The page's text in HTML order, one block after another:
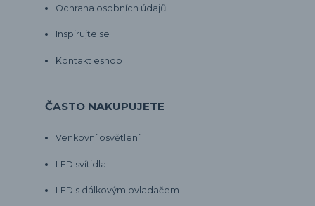
Ochrana osobních údajů
Inspirujte se
Kontakt eshop
ČASTO NAKUPUJETE
Venkovní osvětlení
LED svítidla
LED s dálkovým ovladačem